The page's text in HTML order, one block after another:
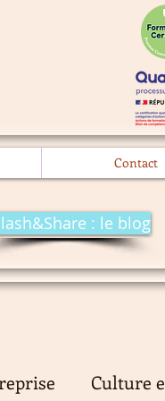
: le blog
Contact
Culture